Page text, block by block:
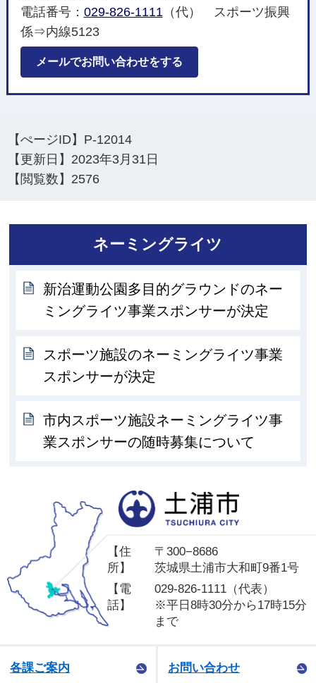
電話番号： 029-826-1111 （代） スポーツ振興
係⇒内線5123
メールでお問い合わせをする
【ぺージID】 P-12014
【更新日】 2023年3月31日
【閲覧数】 2576
ネーミングライツ
新治運動公園多目的グラウンドのネー
ミングライツ事業スポンサーが決定
スポーツ施設のネーミングライツ事業
スポンサーが決定
市内スポーツ施設ネーミングライツ事
業スポンサーの随時募集について
【住
所】
〒300−8686
茨城県土浦市大和町9番1号
【電
話】
029-826-1111（代表）
※平日8時30分から17時15分
まで
各課ご案内 お問い合わせ